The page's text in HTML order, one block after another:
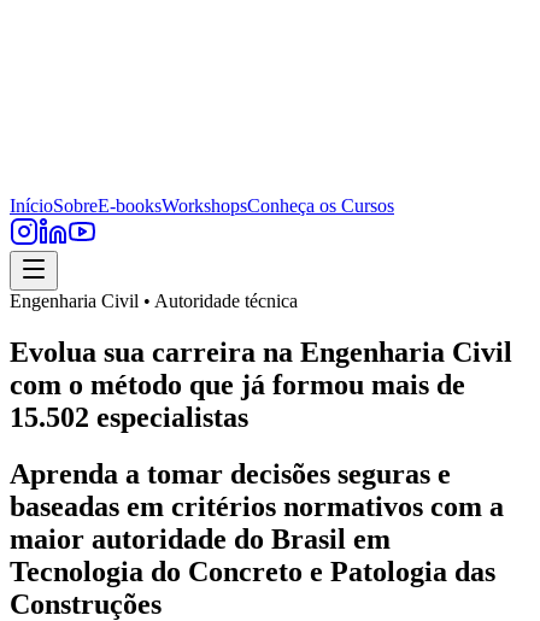
InícioSobreE-booksWorkshopsConheça os Cursos
Engenharia Civil • Autoridade técnica
Evolua sua carreira na Engenharia Civil
com o método que já formou mais de
15.502 especialistas
Aprenda a tomar decisões seguras e
baseadas em critérios normativos com a
maior autoridade do Brasil em
Tecnologia do Concreto e Patologia das
Construções